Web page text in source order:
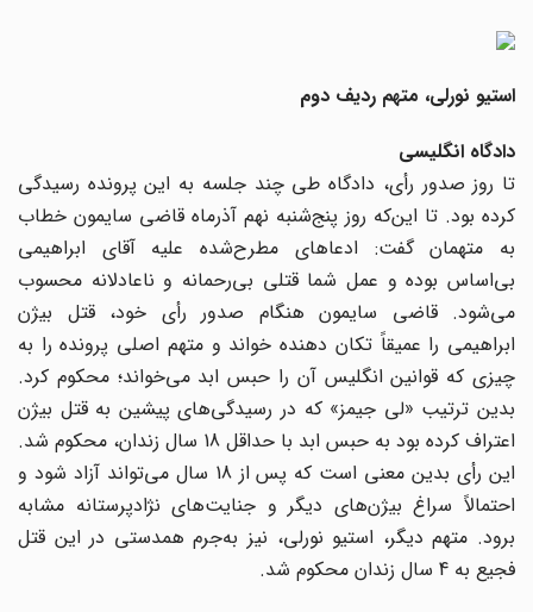
استیو نورلی، متهم ردیف دوم
دادگاه انگلیسی
تا روز صدور رأی، دادگاه طی چند جلسه به این پرونده رسیدگی
کرده بود. تا این‌که روز پنج‌شنبه نهم آذرماه قاضی سایمون خطاب
به متهمان گفت: ادعاهای مطرح‌شده علیه آقای ابراهیمی
بی‌اساس بوده و عمل شما قتلی بی‌رحمانه و ناعادلانه محسوب
می‌شود. قاضی سایمون هنگام صدور رأی خود، قتل بیژن
ابراهیمی را عمیقاً تکان دهنده خواند و متهم اصلی پرونده را به
چیزی که قوانین انگلیس آن را حبس ابد می‌خواند؛ محکوم کرد.
بدین ترتیب «لی جیمز» که در رسیدگی‌های پیشین به قتل بیژن
اعتراف کرده بود به حبس ابد با حداقل 18 سال زندان، محکوم شد.
این رأی بدین معنی است که پس از 18 سال می‌تواند آزاد شود و
احتمالاً سراغ بیژن‌های دیگر و جنایت‌های نژادپرستانه مشابه
برود. متهم دیگر، استیو نورلی، نیز به‌جرم همدستی در این قتل
فجیع به 4 سال زندان محکوم شد.